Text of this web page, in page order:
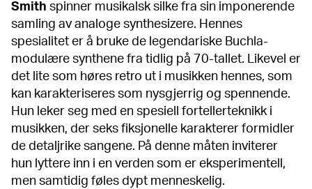
Smith spinner musikalsk silke fra sin imponerende
samling av analoge synthesizere. Hennes
spesialitet er å bruke de legendariske Buchla-
modulære synthene fra tidlig på 70-tallet. Likevel er
det lite som høres retro ut i musikken hennes, som
kan karakteriseres som nysgjerrig og spennende.
Hun leker seg med en spesiell fortellerteknikk i
musikken, der seks fiksjonelle karakterer formidler
de detaljrike sangene. På denne måten inviterer
hun lyttere inn i en verden som er eksperimentell,
men samtidig føles dypt menneskelig.